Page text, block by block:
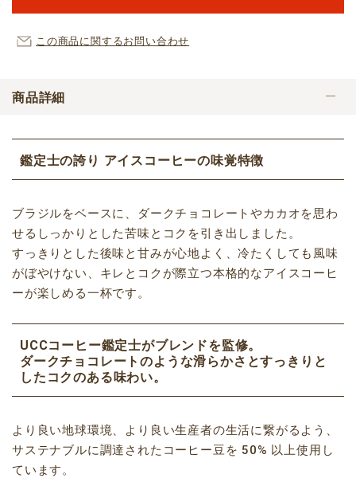
この商品に関するお問い合わせ
商品詳細
鑑定士の誇り アイスコーヒーの味覚特徴
ブラジルをベースに、ダークチョコレートやカカオを思わ
せるしっかりとした苦味とコクを引き出しました。
すっきりとした後味と甘みが心地よく、冷たくしても風味
がぼやけない、キレとコクが際立つ本格的なアイスコーヒ
ーが楽しめる一杯です。
UCCコーヒー鑑定士がブレンドを監修。
ダークチョコレートのような滑らかさとすっきりと
したコクのある味わい。
より良い地球環境、より良い生産者の生活に繋がるよう、
サステナブルに調達されたコーヒー豆を 50% 以上使用し
ています。